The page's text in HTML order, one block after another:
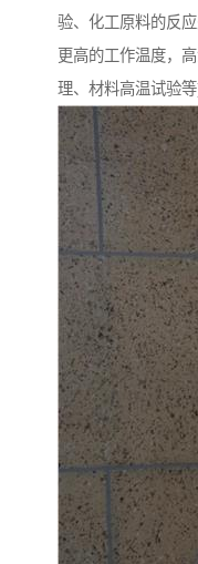
验、化工原料的反
更高的工作温度，
理、材料高温试验等)